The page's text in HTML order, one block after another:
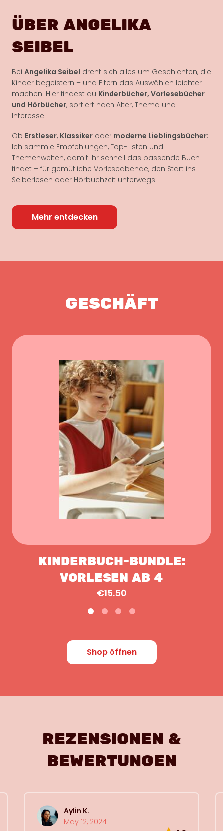
ÜBER ANGELIKA
SEIBEL
Bei Angelika Seibel dreht sich alles um Geschichten, die
Kinder begeistern – und Eltern das Auswählen leichter
machen. Hier findest du Kinderbücher, Vorlesebücher
und Hörbücher, sortiert nach Alter, Thema und
Interesse.
Ob Erstleser, Klassiker oder moderne Lieblingsbücher:
Ich sammle Empfehlungen, Top-Listen und
Themenwelten, damit ihr schnell das passende Buch
findet – für gemütliche Vorleseabende, den Start ins
Selberlesen oder Hörbuchzeit unterwegs.
Mehr entdecken
GESCHÄFT
KINDERBUCH-BUNDLE:
VORLESEN AB 4
€15.50
Shop öffnen
REZENSIONEN &
BEWERTUNGEN
Aylin K.
May 12, 2024